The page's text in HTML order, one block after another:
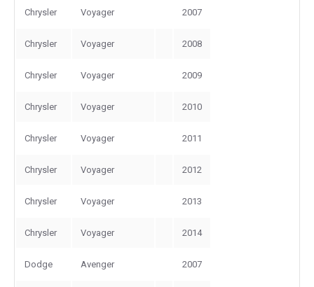
Chrysler Voyager 2007
Chrysler Voyager 2008
Chrysler Voyager 2009
Chrysler Voyager 2010
Chrysler Voyager 2011
Chrysler Voyager 2012
Chrysler Voyager 2013
Chrysler Voyager 2014
Dodge Avenger 2007